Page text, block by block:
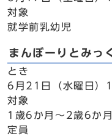
対象
就学前乳幼児
まんぼーりとみっく
とき
6月21日（水曜日
対象
1歳6か月～2歳6か
定員